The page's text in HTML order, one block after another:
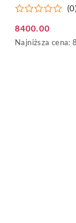
Cena
promocyjna:
8400.00
Najniższa
Najniższa cena: